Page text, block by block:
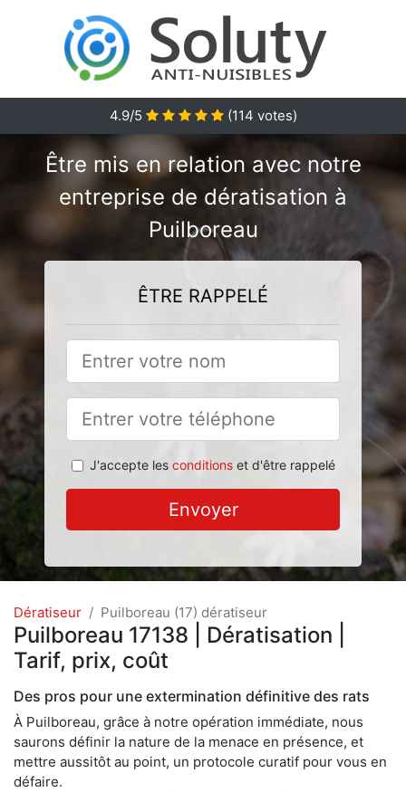
4.9/5 (114 votes)
Être mis en relation avec notre
entreprise de dératisation à
Puilboreau
ÊTRE RAPPELÉ
J'accepte les conditionset d'être rappelé
Envoyer
Dératiseur Puilboreau (17) dératiseur
Puilboreau 17138 | Dératisation |
Tarif, prix, coût
Des pros pour une extermination définitive des rats
À Puilboreau, grâce à notre opération immédiate, nous
saurons définir la nature de la menace en présence, et
mettre aussitôt au point, un protocole curatif pour vous en
défaire.